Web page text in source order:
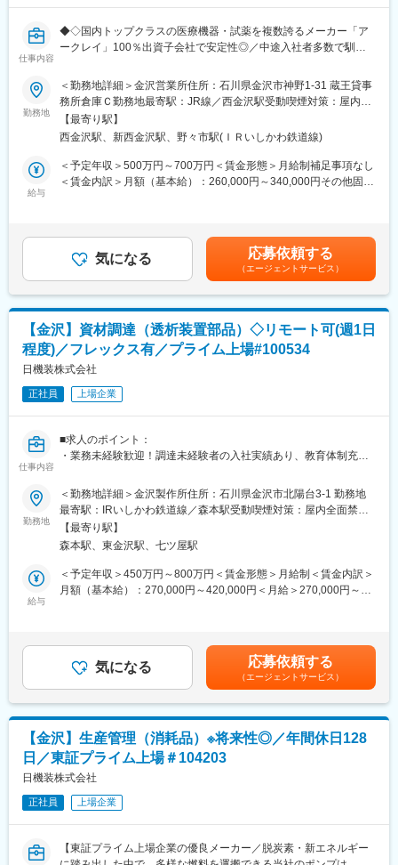
分割払いでの取引を提案し、医療機器の円滑な導入や、省エネ設
備の導入など施設運営の効率化をサポートする等、幅広い提案に
より取引の獲得を目指します。
医療機器を中心に必需品を4～5年の期間でリース契約（貸出）を
行います。
取引先の医療機器メーカーや金融機関と連携し、医療機関向けの
リースサービスを提供しています。扱うリース商品は、医療機器
物件などです。
対して幅広く提案ができるため、当社で完結させることが可能で
す。
【研修体制】
配属店で2ヶ月の研修があり、リースや医療業界の基礎知識、OJT
での外訪・事務処理を習得いただきます。
【おすすめポイント】
■やりがい・貢献性◎
医療機関にとって、施設運営に関わる機器や物品などは金額が大
す。
社宅制度や各種手当、持株会、毎年3万円分ポイント付与（旅行等
に利用可）など、嬉しい福利厚生制度がございます。
変更の範囲：会社の定める業務
仕事内容
◆◇国内トップクラスの医療機器・試薬を複数誇るメーカー「ア
ークレイ」100％出資子会社で安定性◎／中途入社者多数で馴染
住宅手当有り◆◇
■職務内容：
医療施設（病院、開業医、検査センター等）や販売代理店へ訪
問、医療情報の提供や臨床検査機器、体外診断用医薬品の販売を
お任せします。
◎訪問先：大規模病院、クリニック、歯科、動物病院等。医師や
■業務の特徴：
・基本直行直帰になります（社用車貸与・駐車場は自宅近くに法
新規クリニック開業の情報が入った場合の対応がメインです。飛
び込みやテレアポはありません。
・売上目標は、基本的にはチームで数字を追いかけています。個
人目標もありますが、メンバーへのフォローが手厚い職場です。
・裁量をもって、営業スケジュールを決めることができます。
■取り扱い分野：
大型検査装置から小型検査装置、検査に使用する体外診断薬ま
で、幅広い商品を取り扱っております。
◎糖尿病検査分野
◎遺伝子検査分野
◎ポイントオブケア分野
◎血糖自己測定分野
・入社後は、2週間程、Eラーニングで基本的な知識を学びます。
また、臨床検査薬情報担当者資格（DMR）の資格取得をしていた
■キャリアパス：
プロモーター・エリアマネージャーといったポジションを用意し
ています。「営業スキルの深堀」以外の領域（マーケティング部
など）へ異動実績もあり、社内公募やフリーエージェント権など
挑戦の場も用意しています。
■働き方：
・残業時間：平均20～30H程
・緊急呼び出し：緊急呼び出しはコールセンター、サービスエン
勤務地
＜勤務地詳細＞金沢営業所住所：石川県金沢市神野1-31 蔵王貸事
務所倉庫Ｃ勤務地最寄駅：JR線／西金沢駅受動喫煙対策：屋内全
面禁煙変更の範囲：会社の定める事業所
【最寄り駅】
西金沢駅、新西金沢駅、野々市駅(ＩＲいしかわ鉄道線)
給与
＜予定年収＞500万円～700万円＜賃金形態＞月給制補足事項なし
＜賃金内訳＞月額（基本給）：260,000円～340,000円その他固定
以上かかり、引越しの場合は引っ越し費用を会社負担いたしま
す。礼金が15万（単身）、25万（家族帯同）、仲介手数料家賃1
ヶ月分も会社負担となります。尚、社宅適用となった場合は、適
用が異なります。賃金はあくまでも目安の金額であり、選考を通
じて上下する可能性があります。月給(月額)は固定手当を含めた表
記です。
気になる 応募依頼する
（エージェントサービス）
【金沢】資材調達（透析装置部品）◇リモート可(週1日
程度)／フレックス有／プライム上場#100534
日機装株式会社
正社員 上場企業
仕事内容
■求人のポイント：
・業務未経験歓迎！調達未経験者の入社実績あり、教育体制充実
品を有する優良メーカー
・月平均残業10～30H／週1在宅可／フレックス可で就業しやすい
環境◎
■業務概要：
◇メディカル事業用（透析装置）の部品、原料の調達業務をお任
せします。
■業務詳細：
・価格交渉、納期調整、不良対応（サプライヤーの数は20～30社
・調達方法の改善（物流改善、システム構築）
・取引先管理
※国内の取引先がメインですが、海外との取引もあり海外調達の機
会もございます。
■業務魅力：
・医療機器の中での透析装置は生産台数が多く（月2,000台程
度）、購買調達スキルを磨くことのできる環境です。
生産台数の伸びも見込まれており、取引先との交渉がし易い、か
勤務地
＜勤務地詳細＞金沢製作所住所：石川県金沢市北陽台3-1 勤務地
最寄駅：IRいしかわ鉄道線／森本駅受動喫煙対策：屋内全面禁煙
変更の範囲：会社の定める事業所（リモートワーク含む）
【最寄り駅】
森本駅、東金沢駅、七ツ屋駅
給与
＜予定年収＞450万円～800万円＜賃金形態＞月給制＜賃金内訳＞
月額（基本給）：270,000円～420,000円＜月給＞270,000円～
金はあくまでも目安の金額であり、選考を通じて上下する可能性
があります。月給(月額)は固定手当を含めた表記です。
気になる 応募依頼する
（エージェントサービス）
【金沢】生産管理（消耗品）※将来性◎／年間休日128
日／東証プライム上場＃104203
日機装株式会社
正社員 上場企業
【東証プライム上場企業の優良メーカー／脱炭素・新エネルギー